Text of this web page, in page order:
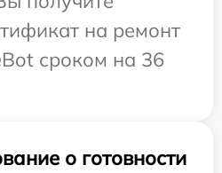
на ремонт
сроком на 36
о готовности